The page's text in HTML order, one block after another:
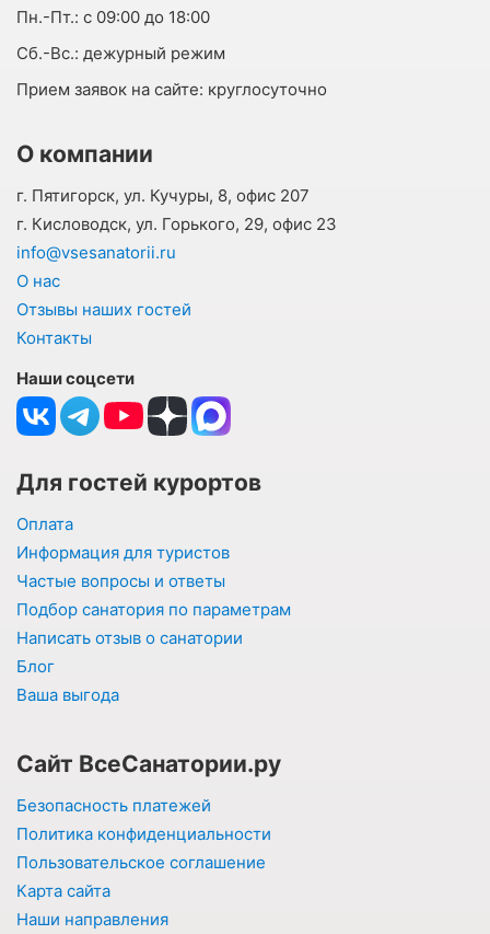
Пн.-Пт.: с 09:00 до 18:00
Cб.-Вс.: дежурный режим
Прием заявок на сайте: круглосуточно
О компании
г. Пятигорск, ул. Кучуры, 8, офис 207
г. Кисловодск, ул. Горького, 29, офис 23
info@vsesanatorii.ru
О нас
Отзывы наших гостей
Контакты
Наши соцсети
Для гостей курортов
Оплата
Информация для туристов
Частые вопросы и ответы
Подбор санатория по параметрам
Написать отзыв о санатории
Блог
Ваша выгода
Сайт ВсеСанатории.ру
Безопасность платежей
Политика конфиденциальности
Пользовательское соглашение
Карта сайта
Наши направления